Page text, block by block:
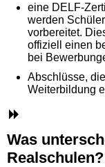
eine DELF-
werden
vorbereitet.
offiziell einen
bei
Abschlüsse,
Weiterbildung
Was
Realschulen?